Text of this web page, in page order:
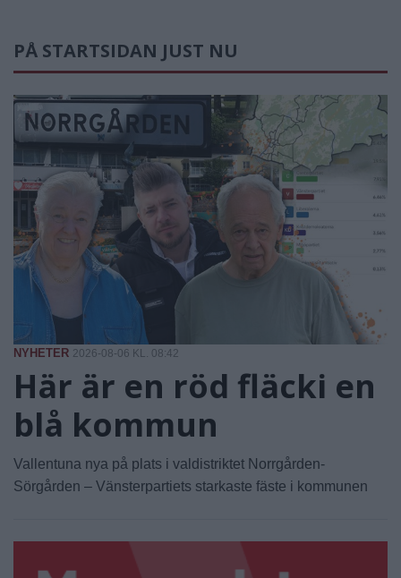
PÅ STARTSIDAN JUST NU
NYHETER 2026-08-06 KL. 08:42
Här är en röd fläcki en
blå kommun
Vallentuna nya på plats i valdistriktet Norrgården-
Sörgården – Vänsterpartiets starkaste fäste i kommunen